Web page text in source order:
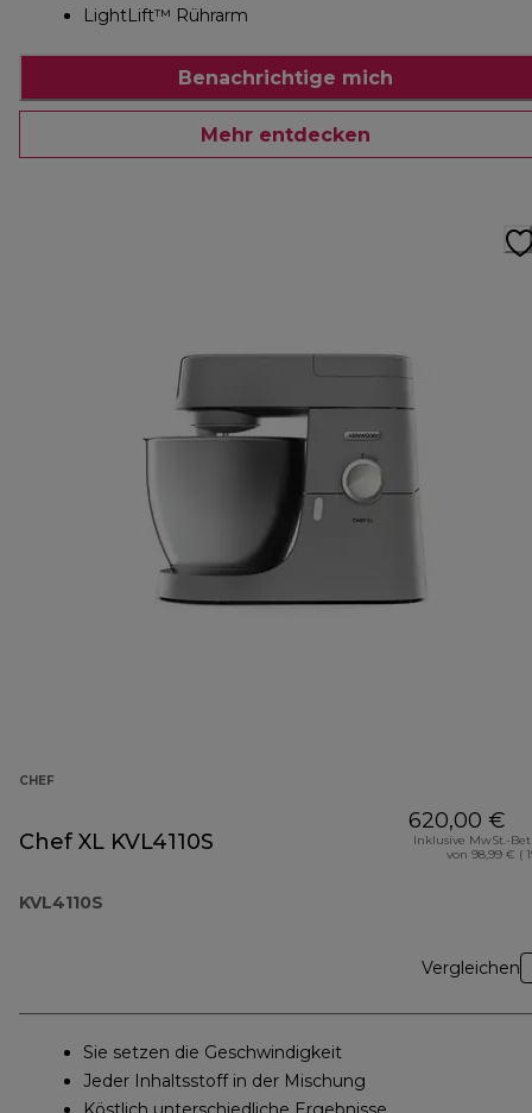
LightLift™ Rührarm
Benachrichtige mich
Mehr entdecken
CHEF
Chef XL KVL4110S
KVL4110S
620,00 €
Inklusive MwSt.-
von 98,99 € (
Vergleichen
Sie setzen die Geschwindigkeit
Jeder Inhaltsstoff in der Mischung